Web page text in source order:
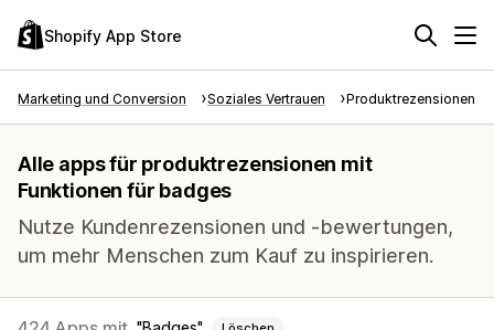
Shopify App Store
Marketing und Conversion Soziales Vertrauen Produktrezensionen
Alle apps für produktrezensionen mit
Funktionen für badges
Nutze Kundenrezensionen und -bewertungen,
um mehr Menschen zum Kauf zu inspirieren.